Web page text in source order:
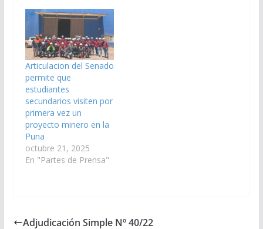
Articulacion del Senado
permite que
estudiantes
secundarios visiten por
primera vez un
proyecto minero en la
Puna
octubre 21, 2025
En "Partes de Prensa"
Adjudicación Simple Nº 40/22